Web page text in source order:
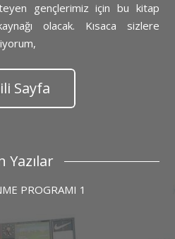
gençlerimiz için bu kitap
olacak. Kısaca sizlere
Sayfa
Yazılar
PROGRAMI 1